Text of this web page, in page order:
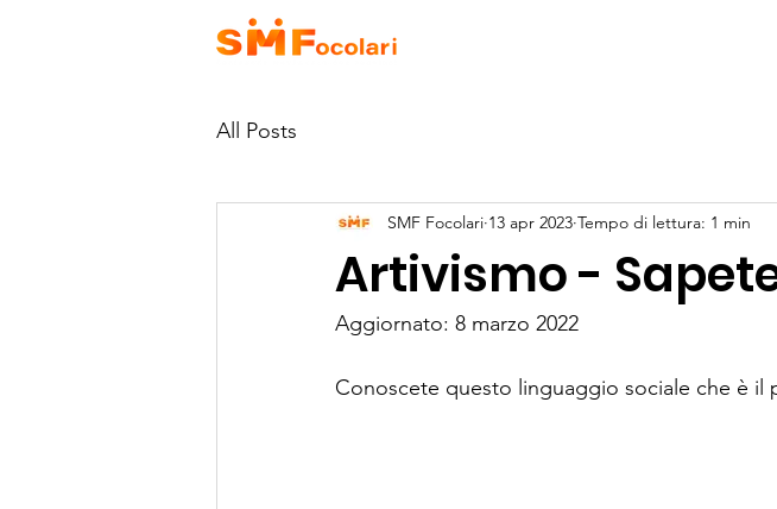
All Posts
Artivismo -
SMF Focolari 13 apr 2023 Tempo di lettura: 1 min
Aggiornato: 8 marzo 2022
Conoscete questo linguaggio sociale che è